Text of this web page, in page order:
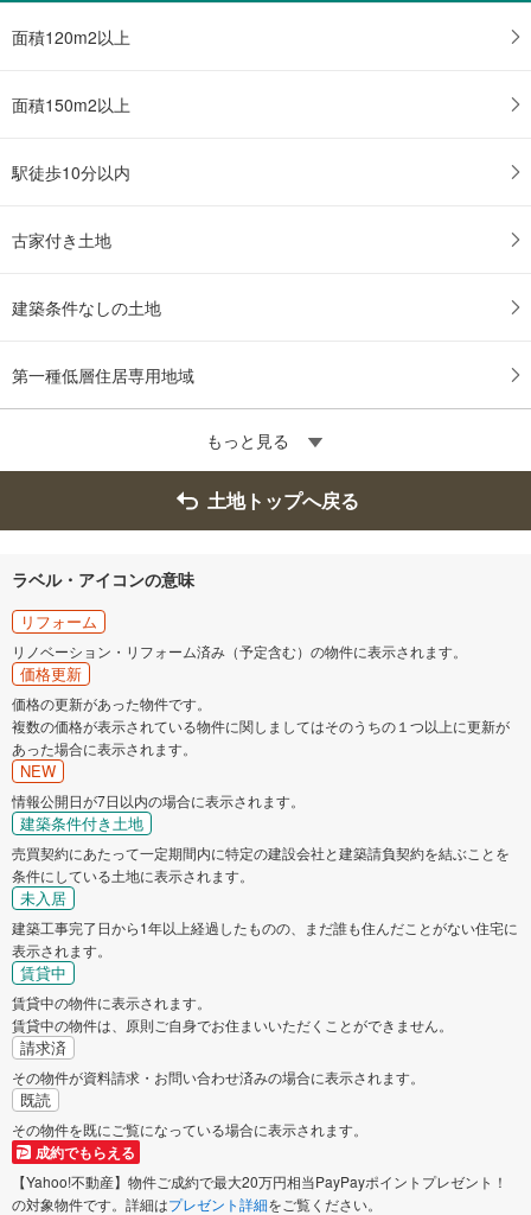
面積120m2以上
面積150m2以上
駅徒歩10分以内
古家付き土地
建築条件なしの土地
第一種低層住居専用地域
もっと見る
土地トップへ戻る
ラベル・アイコンの意味
リフォーム
リノベーション・リフォーム済み（予定含む）の物件に表示されます。
価格更新
価格の更新があった物件です。
複数の価格が表示されている物件に関しましてはそのうちの１つ以上に更新が
あった場合に表示されます。
NEW
情報公開日が7日以内の場合に表示されます。
建築条件付き土地
売買契約にあたって一定期間内に特定の建設会社と建築請負契約を結ぶことを
条件にしている土地に表示されます。
未入居
建築工事完了日から1年以上経過したものの、まだ誰も住んだことがない住宅に
表示されます。
賃貸中
賃貸中の物件に表示されます。
賃貸中の物件は、原則ご自身でお住まいいただくことができません。
請求済
その物件が資料請求・お問い合わせ済みの場合に表示されます。
既読
その物件を既にご覧になっている場合に表示されます。
成約でもらえる
【Yahoo!不動産】物件ご成約で最大20万円相当PayPayポイントプレゼント！
の対象物件です。詳細はプレゼント詳細をご覧ください。